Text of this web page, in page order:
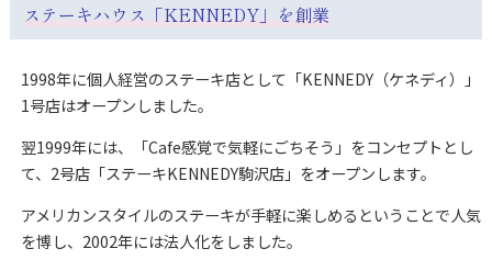
ステーキハウス「KENNEDY」を創業
1998年に個人経営のステーキ店として「KENNEDY（ケネディ）」
1号店はオープンしました。
翌1999年には、「Cafe感覚で気軽にごちそう」をコンセプトとし
て、2号店「ステーキKENNEDY駒沢店」をオープンします。
アメリカンスタイルのステーキが手軽に楽しめるということで人気
を博し、2002年には法人化をしました。